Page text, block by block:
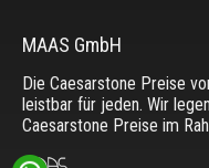
MAAS GmbH
Die Caesarstone Preise
leistbar für jeden. Wir
Caesarstone Preise im